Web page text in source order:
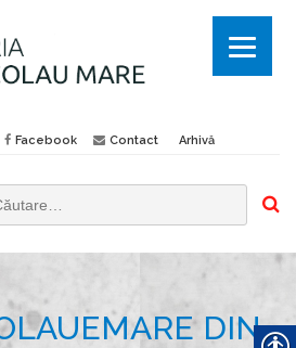
Facebook Contact Arhivă
DIN